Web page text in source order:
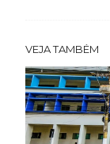
VEJA TAMBÉM